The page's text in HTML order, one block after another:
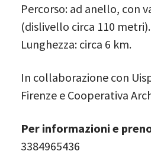
Percorso: ad anello, con
(dislivello circa 110 metri).
Lunghezza: circa 6 km.
In collaborazione con
Firenze e Cooperativa
Per informazioni e
3384965436